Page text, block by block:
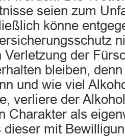
seien zum
könne
Verletzung der
bleiben,
und wie viel
verliere der
Charakter als
dieser mit